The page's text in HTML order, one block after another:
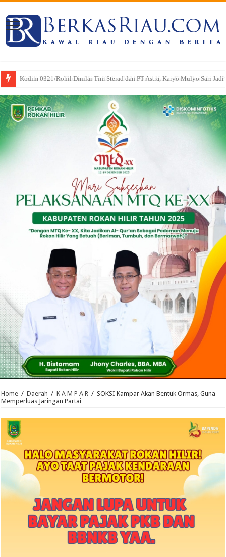
Wakili Dandim, Danunit Intel Kodim 0321/Rohil Hadiri Ekspedisi Merah
Home / Daerah / K A M P A R / SOKSI Kampar Akan Bentuk Ormas, Guna
Memperluas Jaringan Partai